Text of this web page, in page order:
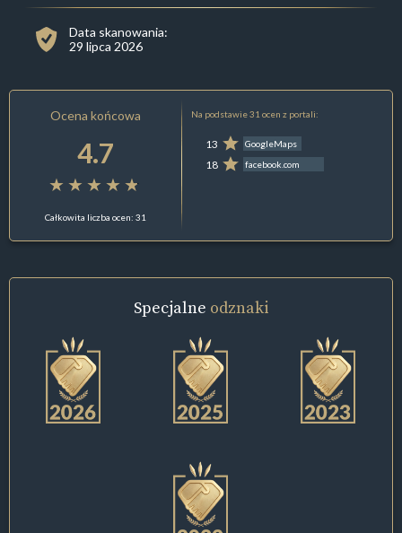
Data skanowania:
29 lipca 2026
Ocena końcowa
4.7
Całkowita liczba ocen: 31
Na podstawie 31 ocen z portali:
13 GoogleMaps
18 facebook.com
Specjalne odznaki